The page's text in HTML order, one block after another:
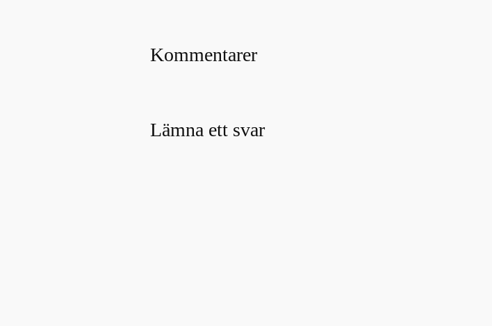
Kommentarer
Lämna ett svar